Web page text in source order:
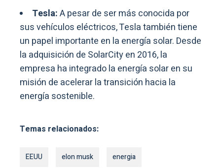
Tesla:A pesar de ser más conocida por
sus vehículos eléctricos, Tesla también tiene
un papel importante en la energía solar. Desde
la adquisición de SolarCity en 2016, la
empresa ha integrado la energía solar en su
misión de acelerar la transición hacia la
energía sostenible.
Temas relacionados:
EEUU elon musk energia